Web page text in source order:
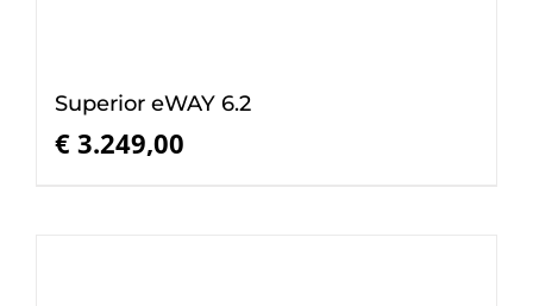
Superior eWAY 6.2
€ 3.249,00